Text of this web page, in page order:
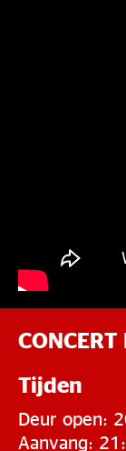
Tijden
Deur open:
Aanvang: